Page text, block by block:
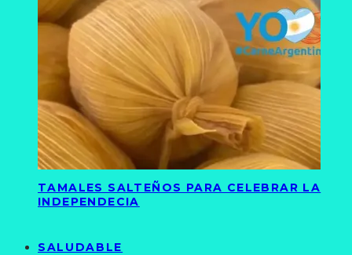
TAMALES SALTEÑOS PARA CELEBRAR LA
INDEPENDECIA
SALUDABLE